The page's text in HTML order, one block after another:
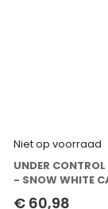
Niet op voorraad
UNDER
- SNOW WHITE
€ 60,98